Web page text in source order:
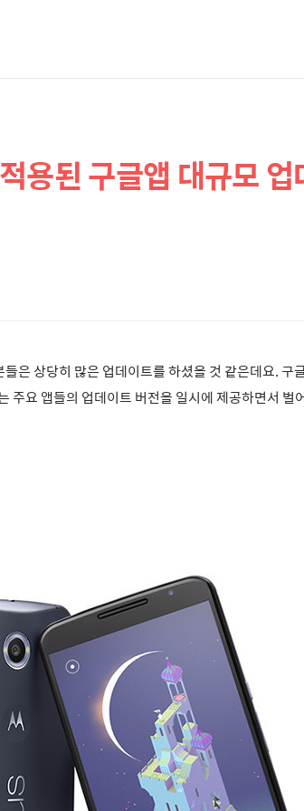
용된 구글앱 대규모 업
은 상당히 많은 업데이트를 하셨을 것 같은데요. 구
주요 앱들의 업데이트 버전을 일시에 제공하면서 벌